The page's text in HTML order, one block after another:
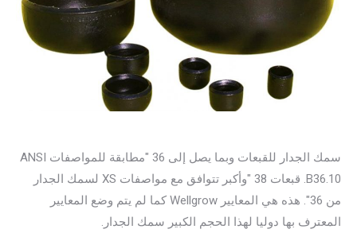
سمك الجدار للقبعات وبما يصل إلى 36 "مطابقة للمواصفات ANSI
B36.10. قبعات 38 "وأكبر تتوافق مع مواصفات XS لسمك الجدار
من 36". هذه هي المعايير Wellgrow كما لم يتم وضع المعايير
المعترف بها دوليا لهذا الحجم الكبير سمك الجدار.